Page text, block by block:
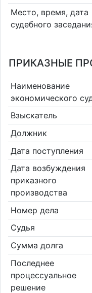
Место, время, дата
судебного
ПРИКАЗНЫЕ
Наименование
экономического
Взыскатель
Должник
Дата поступления
Дата возбуждения
приказного
производства
Номер дела
Судья
Сумма долга
Последнее
процессуальное
решение